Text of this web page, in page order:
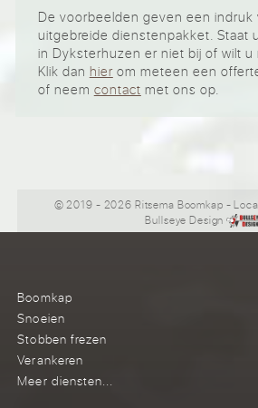
De voorbeelden geven een indruk
uitgebreide dienstenpakket. Staat
in Dyksterhuzen er niet bij of wilt u
Klik dan hierom meteen een
of neem contact met ons op.
© 2019 - 2026 Ritsema Boomkap -
Bullseye Design
Boomkap
Snoeien
Stobben frezen
Verankeren
Meer diensten...